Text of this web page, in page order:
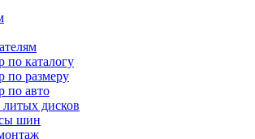
по каталогу
по размеру
по авто
дисков
шин